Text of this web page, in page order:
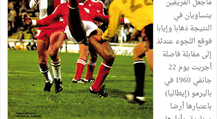
يتساويان في
النتيجة ذهابا وإيابا
فوقع اللجوء عندئذ
إلى مقابلة فاصلة
أجريت يوم 22
جانفي 1960 في
باليرمو (إيطاليا)
باعتبارها أرضا